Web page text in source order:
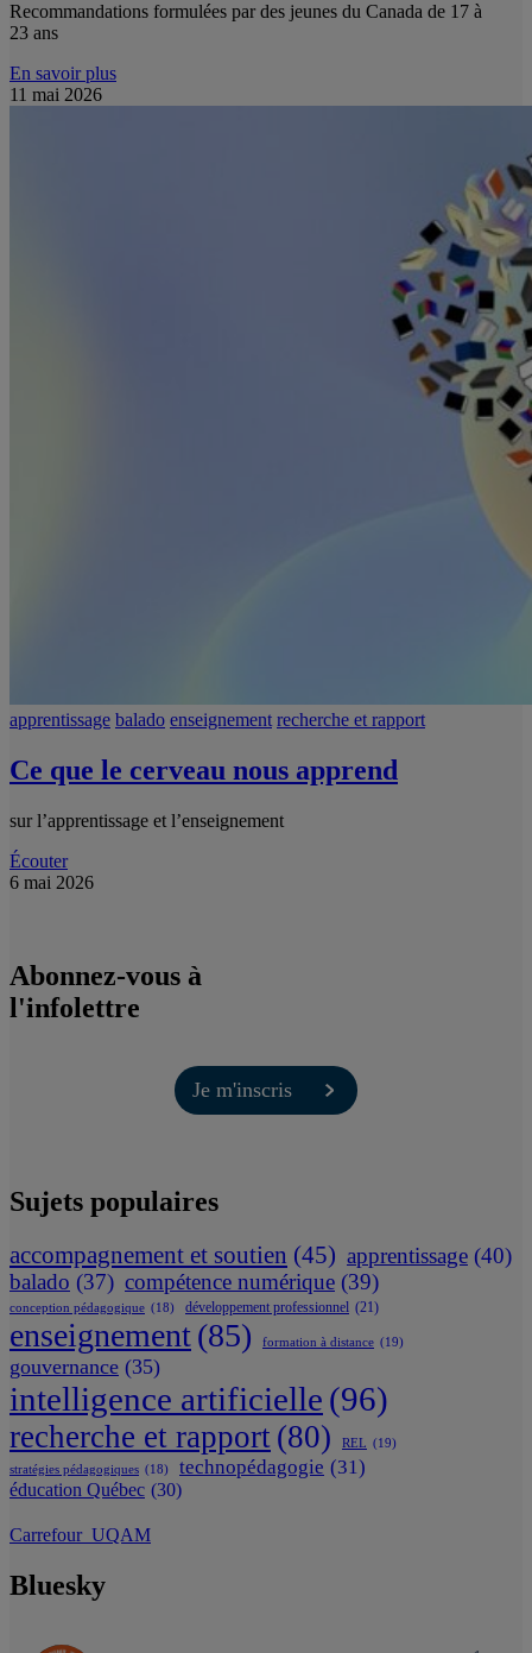
Recommandations formulées par des jeunes du Canada de 17 à
23 ans
En savoir plus
11 mai 2026
apprentissage balado enseignement recherche et rapport
Ce que le cerveau nous apprend
sur l’apprentissage et l’enseignement
Écouter
6 mai 2026
Abonnez-vous à
l'infolettre
Je m'inscris
Sujets populaires
accompagnement et soutien (45) apprentissage (40)
balado (37) compétence numérique (39)
conception pédagogique (18) développement professionnel (21)
enseignement(85) formation à distance (19)
gouvernance (35)
intelligence artificielle (96)
recherche et rapport (80) REL (19)
stratégies pédagogiques (18) technopédagogie (31)
éducation Québec (30)
Carrefour_UQAM
Bluesky